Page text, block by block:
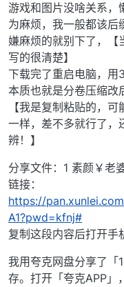
游戏和图片没啥关系，
为麻烦，我一般都该后
嫌麻烦的就别下了，【
写的很清楚】
下载完了重启电脑，
本质也就是分卷压缩改
【我是复制粘贴的，
一样，差不多就行了，
辨！】
分享文件：1 素颜￥老
链接：
https://
A1?pwd=kfnj#
复制这段内容后打开
我用夸克网盘分享了「
存。打开「夸克APP」